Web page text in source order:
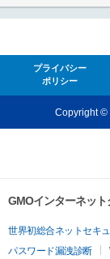
プライバシー
ポリシー
Copyright ©
GMOインターネッ
世界初総合ネットセキ
パスワード漏洩診断